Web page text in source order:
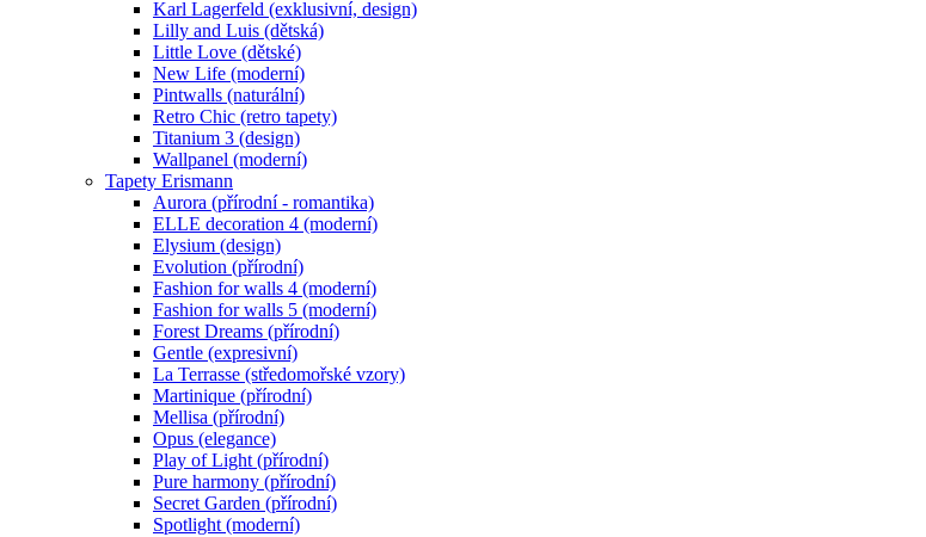
Karl Lagerfeld (exklusivní, design)
Lilly and Luis (dětská)
Little Love (dětské)
New Life (moderní)
Pintwalls (naturální)
Retro Chic (retro tapety)
Titanium 3 (design)
Wallpanel (moderní)
Tapety Erismann
Aurora (přírodní - romantika)
ELLE decoration 4 (moderní)
Elysium (design)
Evolution (přírodní)
Fashion for walls 4 (moderní)
Fashion for walls 5 (moderní)
Forest Dreams (přírodní)
Gentle (expresivní)
La Terrasse (středomořské vzory)
Martinique (přírodní)
Mellisa (přírodní)
Opus (elegance)
Play of Light (přírodní)
Pure harmony (přírodní)
Secret Garden (přírodní)
Spotlight (moderní)